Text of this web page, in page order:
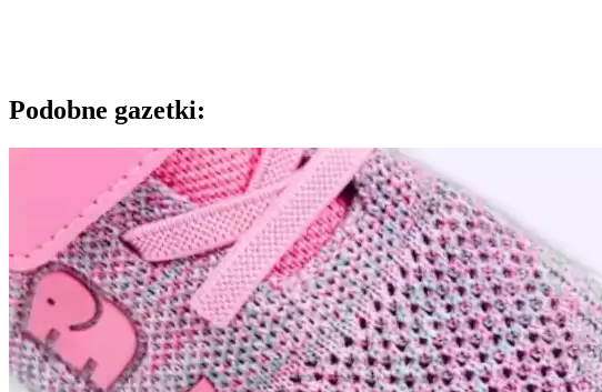
Podobne gazetki: